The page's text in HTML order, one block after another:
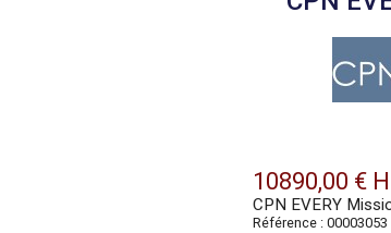
10890,00 €
CPN EVERY
Référence : 00003053